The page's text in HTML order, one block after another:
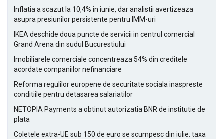
Inflatia a scazut la 10,4% in iunie, dar analistii avertizeaza
asupra presiunilor persistente pentru IMM-uri
IKEA deschide doua puncte de servicii in centrul comercial
Grand Arena din sudul Bucurestiului
Imobiliarele comerciale concentreaza 54% din creditele
acordate companiilor nefinanciare
Reforma regulilor europene de securitate sociala inaspreste
conditiile pentru detasarea salariatilor
NETOPIA Payments a obtinut autorizatia BNR de institutie de
plata
Coletele extra-UE sub 150 de euro se scumpesc din iulie: taxa